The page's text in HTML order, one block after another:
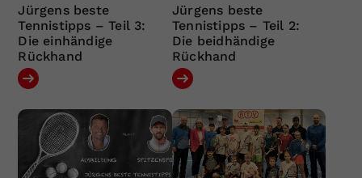
Jürgens beste
Tennistipps – Teil 3:
Die einhändige
Rückhand
Jürgens beste
Tennistipps – Teil 2:
Die beidhändige
Rückhand